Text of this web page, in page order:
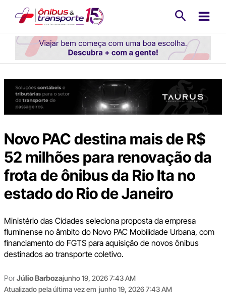
conteúdo
Novo PAC destina mais de R$
52 milhões para renovação da
frota de ônibus da Rio Ita no
estado do Rio de Janeiro
Ministério das Cidades seleciona proposta da empresa
fluminense no âmbito do Novo PAC Mobilidade Urbana, com
financiamento do FGTS para aquisição de novos ônibus
destinados ao transporte coletivo.
PorJúlio Barbozajunho 19, 2026 7:43 AM
Atualizado pela última vez em junho 19, 2026 7:43 AM